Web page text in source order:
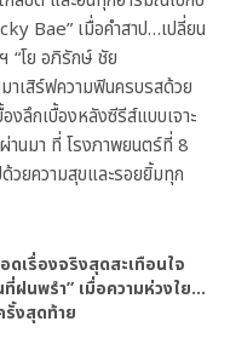
Bae” เมื่อคำสาป…เปลี่ยน
“โย อภิรักษ์ ชัย
เสิร์ฟความฟินครบรสด้วย
งลึกเบื้องหลังซีรีส์แบบเจาะ
นมา ที่ โรงภาพยนตร์ที่ 8
ด้วยความสุขและรอยยิ้มทุก
ดเรื่องจริงสุดสะเทือนใจ
ที่ฝนพรำ” เมื่อความห่วงใย…
รั้งสุดท้าย